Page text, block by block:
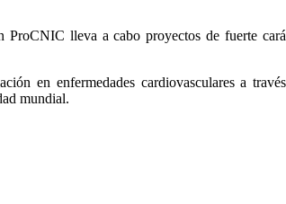
lleva a cabo proyectos de fuerte
en enfermedades cardiovasculares a
mundial.